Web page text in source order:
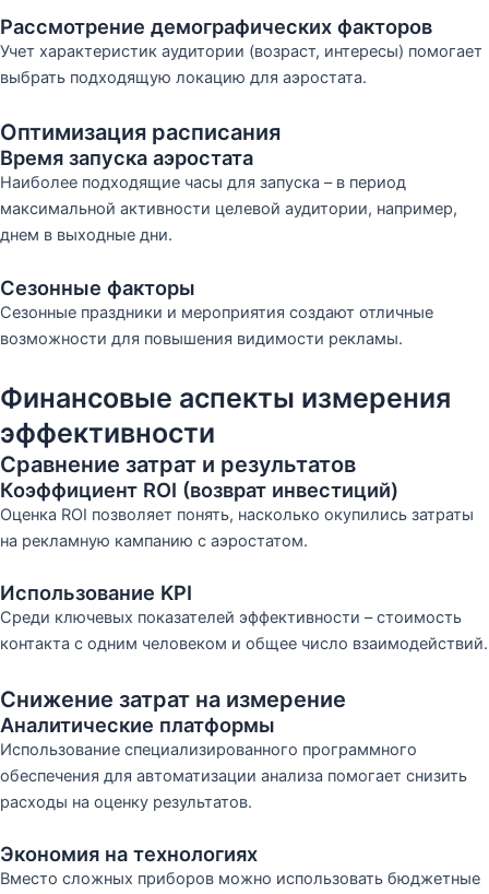
Рассмотрение демографических факторов
Учет характеристик аудитории (возраст, интересы) помогает
выбрать подходящую локацию для аэростата.
Оптимизация расписания
Время запуска аэростата
Наиболее подходящие часы для запуска – в период
максимальной активности целевой аудитории, например,
днем в выходные дни.
Сезонные факторы
Сезонные праздники и мероприятия создают отличные
возможности для повышения видимости рекламы.
Финансовые аспекты измерения
эффективности
Сравнение затрат и результатов
Коэффициент ROI (возврат инвестиций)
Оценка ROI позволяет понять, насколько окупились затраты
на рекламную кампанию с аэростатом.
Использование KPI
Среди ключевых показателей эффективности – стоимость
контакта с одним человеком и общее число взаимодействий.
Снижение затрат на измерение
Аналитические платформы
Использование специализированного программного
обеспечения для автоматизации анализа помогает снизить
расходы на оценку результатов.
Экономия на технологиях
Вместо сложных приборов можно использовать бюджетные